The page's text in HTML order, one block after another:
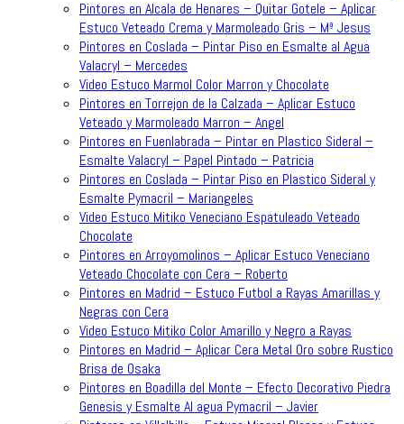
Pintores en Alcala de Henares – Quitar Gotele – Aplicar
Estuco Veteado Crema y Marmoleado Gris – Mª Jesus
Pintores en Coslada – Pintar Piso en Esmalte al Agua
Valacryl – Mercedes
Video Estuco Marmol Color Marron y Chocolate
Pintores en Torrejon de la Calzada – Aplicar Estuco
Veteado y Marmoleado Marron – Angel
Pintores en Fuenlabrada – Pintar en Plastico Sideral –
Esmalte Valacryl – Papel Pintado – Patricia
Pintores en Coslada – Pintar Piso en Plastico Sideral y
Esmalte Pymacril – Mariangeles
Video Estuco Mitiko Veneciano Espatuleado Veteado
Chocolate
Pintores en Arroyomolinos – Aplicar Estuco Veneciano
Veteado Chocolate con Cera – Roberto
Pintores en Madrid – Estuco Futbol a Rayas Amarillas y
Negras con Cera
Video Estuco Mitiko Color Amarillo y Negro a Rayas
Pintores en Madrid – Aplicar Cera Metal Oro sobre Rustico
Brisa de Osaka
Pintores en Boadilla del Monte – Efecto Decorativo Piedra
Genesis y Esmalte Al agua Pymacril – Javier